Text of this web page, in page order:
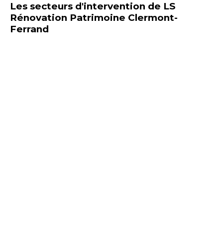
Les secteurs d'intervention de LS
Rénovation Patrimoine Clermont-
Ferrand